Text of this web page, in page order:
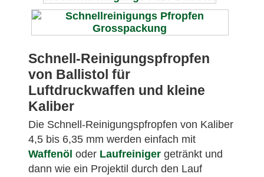
Schnell-Reinigungspfropfen
von Ballistol für
Luftdruckwaffen und kleine
Kaliber
Die Schnell-Reinigungspfropfen von Kaliber
4,5 bis 6,35 mm werden einfach mit
Waffenöl oder Laufreiniger getränkt und
dann wie ein Projektil durch den Lauf